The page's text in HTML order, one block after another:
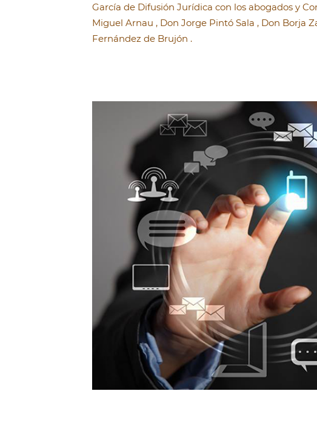
García de Difusión Jurídica con los abogados y
Miguel Arnau , Don Jorge Pintó Sala , Don Borja
Fernández de Brujón .